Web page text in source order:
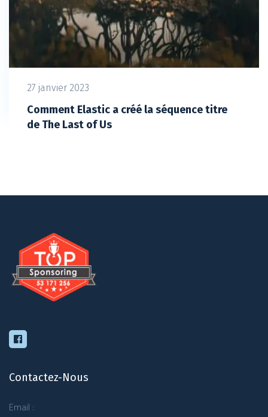
27 janvier 2023
Comment Elastic a créé la séquence titre
de The Last of Us
Contactez-Nous
Email :